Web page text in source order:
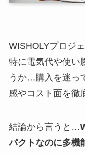
WISHOLYプロジ
特に電気代や使い
うか…購入を迷っ
感やコスト面を徹
結論から言うと…
パクトなのに多機